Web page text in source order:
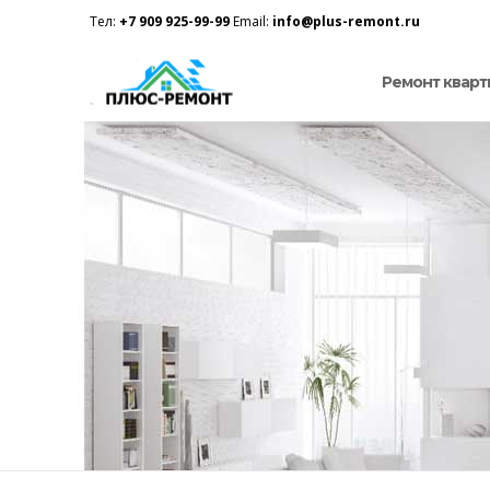
Тел: +7 909 925-99-99Email: info@plus-remont.ru
Ремонт